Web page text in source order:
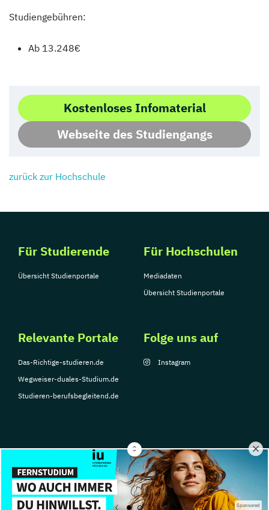
Sponsored
Studiengebühren:
Ab 13.248€
Kostenloses Infomaterial
Webseite des Studiengangs
zurück zur Hochschule
Für Studierende
Übersicht Studienportale
Für Hochschulen
Mediadaten
Übersicht Studienportale
Relevante Portale
Das-Richtige-studieren.de
Wegweiser-duales-Studium.de
Studieren-berufsbegleitend.de
Folge uns auf
Instagram
© Copyright 2026, TarGroup Media GmbH
Impressum
Datenschutzerklärung Nutzungsbedingungen